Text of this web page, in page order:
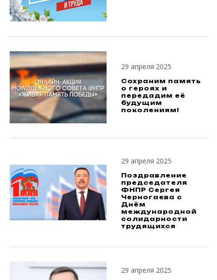
29 апреля 2025
Сохраним память
о героях и
передадим её
будущим
поколениям!
29 апреля 2025
Поздравление
председателя
ФНПР Сергея
Черногаева с
Днём
международной
солидарности
трудящихся
29 апреля 2025